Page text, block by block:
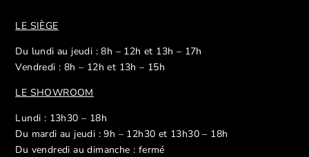
LE SIÈGE
Du lundi au jeudi : 8h – 12h et 13h – 17h
Vendredi : 8h – 12h et 13h – 15h
LE SHOWROOM
Lundi : 13h30 – 18h
Du mardi au jeudi : 9h – 12h30 et 13h30 – 18h
Du vendredi au dimanche : fermé